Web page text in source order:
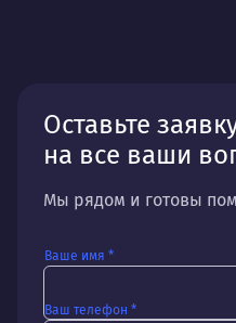
Оставьте
на все ваши
Мы рядом и готовы
Ваше имя *
Ваш телефон *